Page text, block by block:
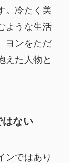
。冷たく美
ような生活
ヨンをただ
えた人物と
はない
ンではあり